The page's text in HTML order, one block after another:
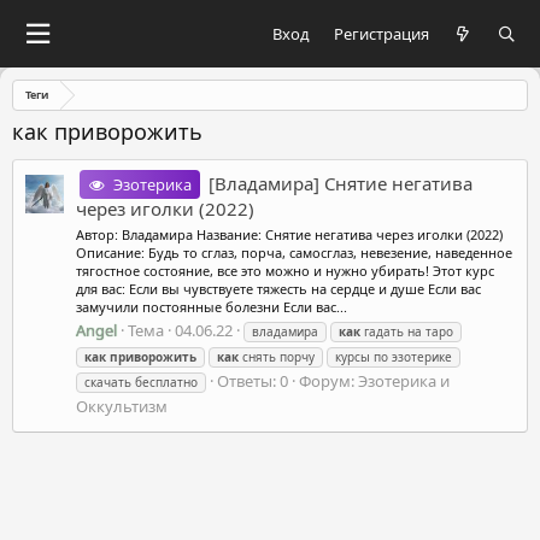
Вход Регистрация
Теги
как приворожить
Эзотерика
[Владамира] Снятие негатива
через иголки (2022)
Автор: Владамира Название: Снятие негатива через иголки (2022)
Описание: Будь то сглаз, порча, самосглаз, невезение, наведенное
тягостное состояние, все это можно и нужно убирать! Этот курс
для вас: Если вы чувствуете тяжесть на сердце и душе Если вас
замучили постоянные болезни Если вас...
Angel Тема 04.06.22 владамира как гадать на таро
как приворожить как снять порчу
курсы по эзотерике
скачать бесплатно
Ответы: 0 Форум:Эзотерика и
Оккультизм